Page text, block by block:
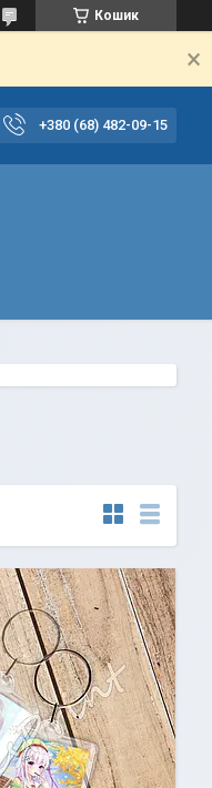
Кошик
+380 (68) 482-09-15